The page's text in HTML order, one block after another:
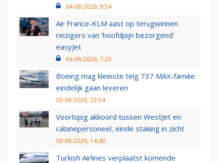
04-08-2026, 9:54
Air France-KLM aast op terugwinnen
reizigers van ‘hoofdpijn bezorgend’
easyJet
04-08-2026, 7:26
Boeing mag kleinste telg 737 MAX-familie
eindelijk gaan leveren
03-08-2026, 22:54
Voorlopig akkoord tussen WestJet en
cabinepersoneel, einde staking in zicht
03-08-2026, 14:40
Turkish Airlines verplaatst komende